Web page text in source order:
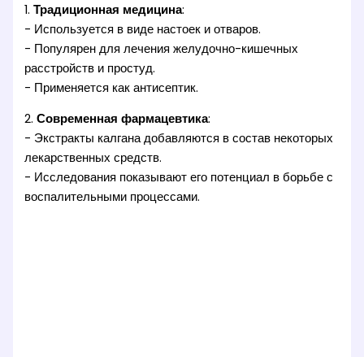
1.Традиционная медицина:
- Используется в виде настоек и отваров.
- Популярен для лечения желудочно-кишечных
расстройств и простуд.
- Применяется как антисептик.
2.Современная фармацевтика:
- Экстракты калгана добавляются в состав некоторых
лекарственных средств.
- Исследования показывают его потенциал в борьбе с
воспалительными процессами.